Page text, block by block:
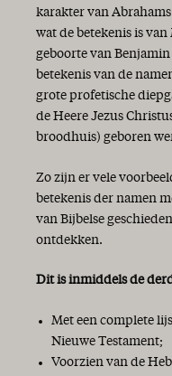
karakter van Abrahams
wat de betekenis is
geboorte van
betekenis van de
grote profetische
de Heere Jezus
broodhuis) geboren
Zo zijn er vele
betekenis der namen
van Bijbelse
ontdekken.
Dit is inmiddels de
Met een complete
Nieuwe Testament;
Voorzien van de